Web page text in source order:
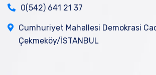
0(542) 641 21 37
Cumhuriyet Mahallesi Demokrasi
Çekmeköy/İSTANBUL